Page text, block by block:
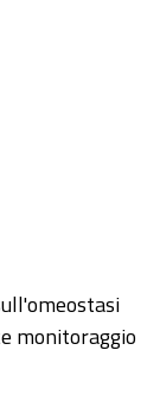
monitoraggio